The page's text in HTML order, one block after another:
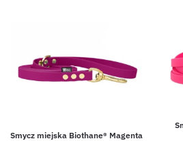
Smycz miejska Biothane® Magenta